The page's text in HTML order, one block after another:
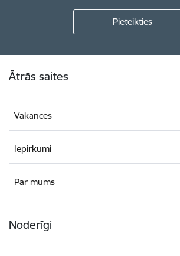
Ātrās saites
Vakances
Iepirkumi
Par mums
Noderīgi